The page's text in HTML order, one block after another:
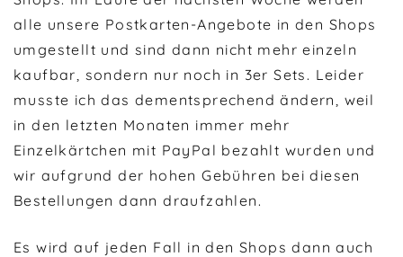
alle unsere Postkarten-Angebote in den Shops
umgestellt und sind dann nicht mehr einzeln
kaufbar, sondern nur noch in 3er Sets. Leider
musste ich das dementsprechend ändern, weil
in den letzten Monaten immer mehr
Einzelkärtchen mit PayPal bezahlt wurden und
wir aufgrund der hohen Gebühren bei diesen
Bestellungen dann draufzahlen.
Es wird auf jeden Fall in den Shops dann auch